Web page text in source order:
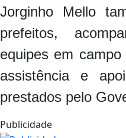
Jorginho Mello
prefeitos,
equipes em
assistência e
prestados pelo
Publicidade